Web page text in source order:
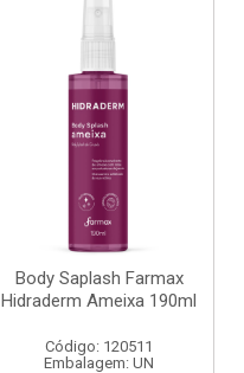
Body Saplash Farmax
Hidraderm Ameixa 190ml
Código: 120511
Embalagem: UN